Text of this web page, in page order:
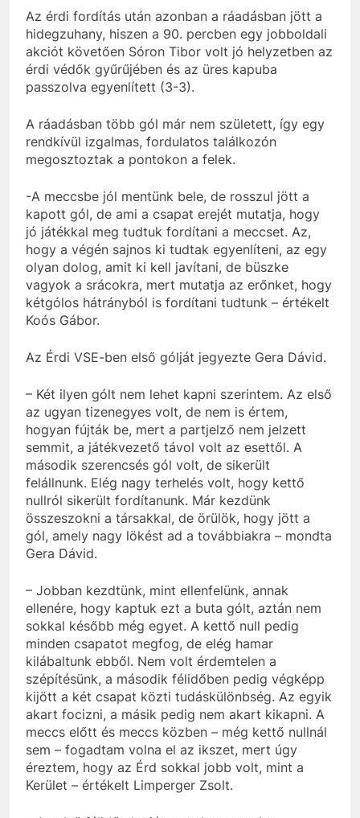
Az érdi fordítás után azonban a ráadásban jött a
hidegzuhany, hiszen a 90. percben egy jobboldali
akciót követően Sóron Tibor volt jó helyzetben az
érdi védők gyűrűjében és az üres kapuba
passzolva egyenlített (3-3).
A ráadásban több gól már nem született, így egy
rendkívül izgalmas, fordulatos találkozón
megosztoztak a pontokon a felek.
-A meccsbe jól mentünk bele, de rosszul jött a
kapott gól, de ami a csapat erejét mutatja, hogy
jó játékkal meg tudtuk fordítani a meccset. Az,
hogy a végén sajnos ki tudtak egyenlíteni, az egy
olyan dolog, amit ki kell javítani, de büszke
vagyok a srácokra, mert mutatja az erőnket, hogy
kétgólos hátrányból is fordítani tudtunk – értékelt
Koós Gábor.
Az Érdi VSE-ben első gólját jegyezte Gera Dávid.
– Két ilyen gólt nem lehet kapni szerintem. Az első
az ugyan tizenegyes volt, de nem is értem,
hogyan fújták be, mert a partjelző nem jelzett
semmit, a játékvezető távol volt az esettől. A
második szerencsés gól volt, de sikerült
felállnunk. Elég nagy terhelés volt, hogy kettő
nullról sikerült fordítanunk. Már kezdünk
összeszokni a társakkal, de örülök, hogy jött a
gól, amely nagy lökést ad a továbbiakra – mondta
Gera Dávid.
– Jobban kezdtünk, mint ellenfelünk, annak
ellenére, hogy kaptuk ezt a buta gólt, aztán nem
sokkal később még egyet. A kettő null pedig
minden csapatot megfog, de elég hamar
kilábaltunk ebből. Nem volt érdemtelen a
szépítésünk, a második félidőben pedig végképp
kijött a két csapat közti tudáskülönbség. Az egyik
akart focizni, a másik pedig nem akart kikapni. A
meccs előtt és meccs közben – még kettő nullnál
sem – fogadtam volna el az ikszet, mert úgy
éreztem, hogy az Érd sokkal jobb volt, mint a
Kerület – értékelt Limperger Zsolt.